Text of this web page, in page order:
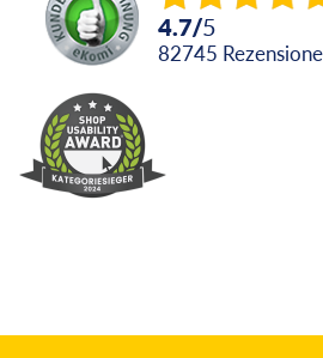
4.7/5
82745